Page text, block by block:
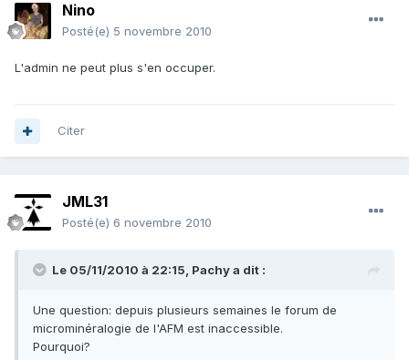
Nino
Posté(e) 5 novembre 2010
L'admin ne peut plus s'en occuper.
Citer
JML31
Posté(e) 6 novembre 2010
Le 05/11/2010 à 22:15, Pachy a dit :
Une question: depuis plusieurs semaines le forum de
microminéralogie de l'AFM est inaccessible.
Pourquoi?